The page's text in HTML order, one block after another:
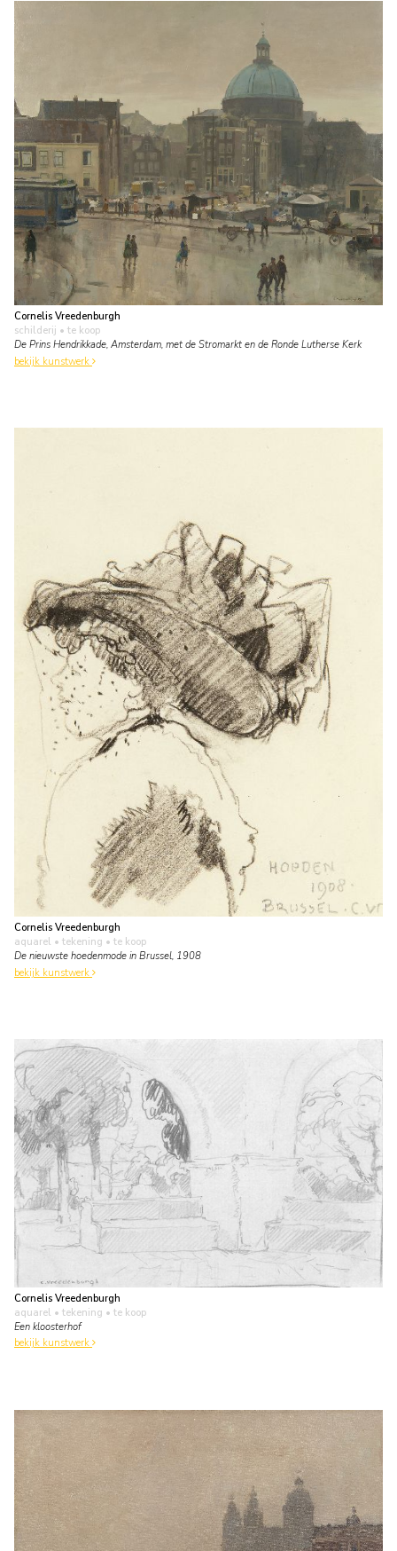
Cornelis Vreedenburgh
schilderij • te koop
De Prins Hendrikkade, Amsterdam, met de Stromarkt en de Ronde Lutherse Kerk
bekijk kunstwerk
Cornelis Vreedenburgh
aquarel • tekening • te koop
De nieuwste hoedenmode in Brussel, 1908
bekijk kunstwerk
Cornelis Vreedenburgh
aquarel • tekening • te koop
Een kloosterhof
bekijk kunstwerk